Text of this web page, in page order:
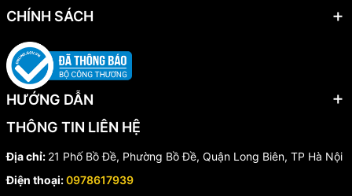
*LƯU Ý
KHÔNG BẢO HÀNH, ĐỔI TRẢ đối với các trường hợp sản phẩm bị
rơi vỡ, nứt gãy... và các nguyên nhân khách quan do người dùng
#muiphaygothang #muicncbogocr #daocnc #daocncgo
CHÍNH SÁCH
HƯỚNG DẪN
THÔNG TIN LIÊN HỆ
Địa chỉ: 21 Phố Bồ Đề, Phường Bồ Đề, Quận Long Biên, TP Hà Nội
Điện thoại:0978617939